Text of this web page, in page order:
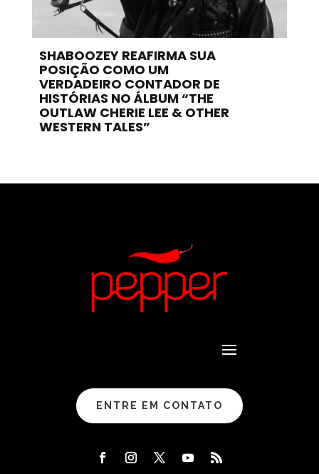
SHABOOZEY REAFIRMA SUA
POSIÇÃO COMO UM
VERDADEIRO CONTADOR DE
HISTÓRIAS NO ÁLBUM “THE
OUTLAW CHERIE LEE & OTHER
WESTERN TALES”
ENTRE EM CONTATO